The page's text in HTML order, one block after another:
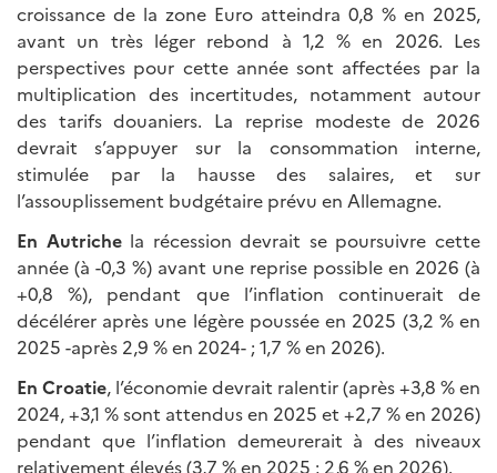
croissance de la zone Euro atteindra 0,8 % en 2025,
avant un très léger rebond à 1,2 % en 2026. Les
perspectives pour cette année sont affectées par la
multiplication des incertitudes, notamment autour
des tarifs douaniers. La reprise modeste de 2026
devrait s’appuyer sur la consommation interne,
stimulée par la hausse des salaires, et sur
l’assouplissement budgétaire prévu en Allemagne.
En Autrichela récession devrait se poursuivre cette
année (à -0,3 %) avant une reprise possible en 2026 (à
+0,8 %), pendant que l’inflation continuerait de
décélérer après une légère poussée en 2025 (3,2 % en
2025 -après 2,9 % en 2024- ; 1,7 % en 2026).
En Croatie, l’économie devrait ralentir (après +3,8 % en
2024, +3,1 % sont attendus en 2025 et +2,7 % en 2026)
pendant que l’inflation demeurerait à des niveaux
relativement élevés (3,7 % en 2025 ; 2,6 % en 2026).